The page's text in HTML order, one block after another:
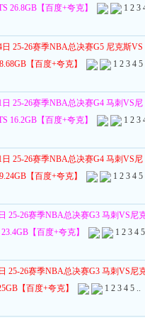
26.8GB【百度+夸克】
1 2 3
日 25-26赛季NBA总决赛G5 尼克斯VS
【百度+夸克】
1 2 3 4 5
日 25-26赛季NBA总决赛G4 马刺VS尼
16.2GB【百度+夸克】
1 2 3
日 25-26赛季NBA总决赛G4 马刺VS尼
【百度+夸克】
1 2 3 4 5
25-26赛季NBA总决赛G3 马刺VS尼
【百度+夸克】
1 2 3 4 5
25-26赛季NBA总决赛G3 马刺VS尼
【百度+夸克】
1 2 3 4 5..